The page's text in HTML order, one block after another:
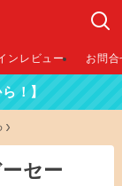
ンレビュー お問
セー